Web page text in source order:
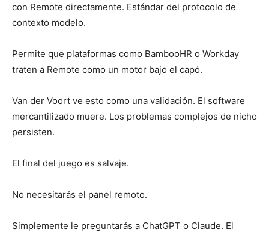
con Remote directamente. Estándar del protocolo de
contexto modelo.
Permite que plataformas como BambooHR o Workday
traten a Remote como un motor bajo el capó.
Van der Voort ve esto como una validación. El software
mercantilizado muere. Los problemas complejos de nicho
persisten.
El final del juego es salvaje.
No necesitarás el panel remoto.
Simplemente le preguntarás a ChatGPT o Claude. El